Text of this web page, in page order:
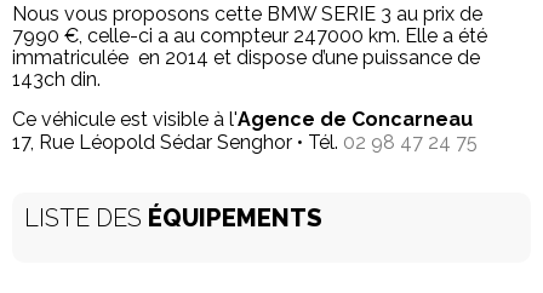
Nous vous proposons cette BMW SERIE 3 au prix de
7990 €, celle-ci a au compteur 247000 km. Elle a été
immatriculée en 2014 et dispose d’une puissance de
143ch din.
Ce véhicule est visible à l'Agence de Concarneau
17, Rue Léopold Sédar Senghor • Tél. 02 98 47 24 75
LISTE DES ÉQUIPEMENTS